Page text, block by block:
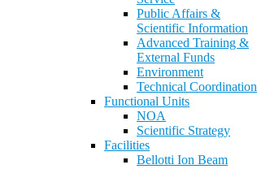
Public Affairs &
Scientific Information
Advanced Training &
External Funds
Environment
Technical Coordination
Functional Units
NOA
Scientific Strategy
Facilities
Bellotti Ion Beam